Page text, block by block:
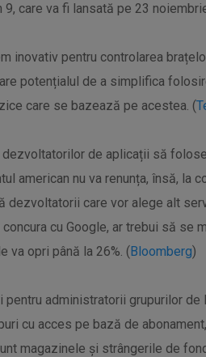
care va fi lansată pe 23
inovativ pentru controlarea
potențialul de a simplifica
care se bazează pe acestea. (
dezvoltatorilor de aplicații să
american nu va renunța, însă, la
dezvoltatorii care vor alege alt
cu Google, ar trebui să se
va opri până la 26%. (Bloomberg)
administratorii grupurilor de
cu acces pe bază de
magazinele și strângerile de